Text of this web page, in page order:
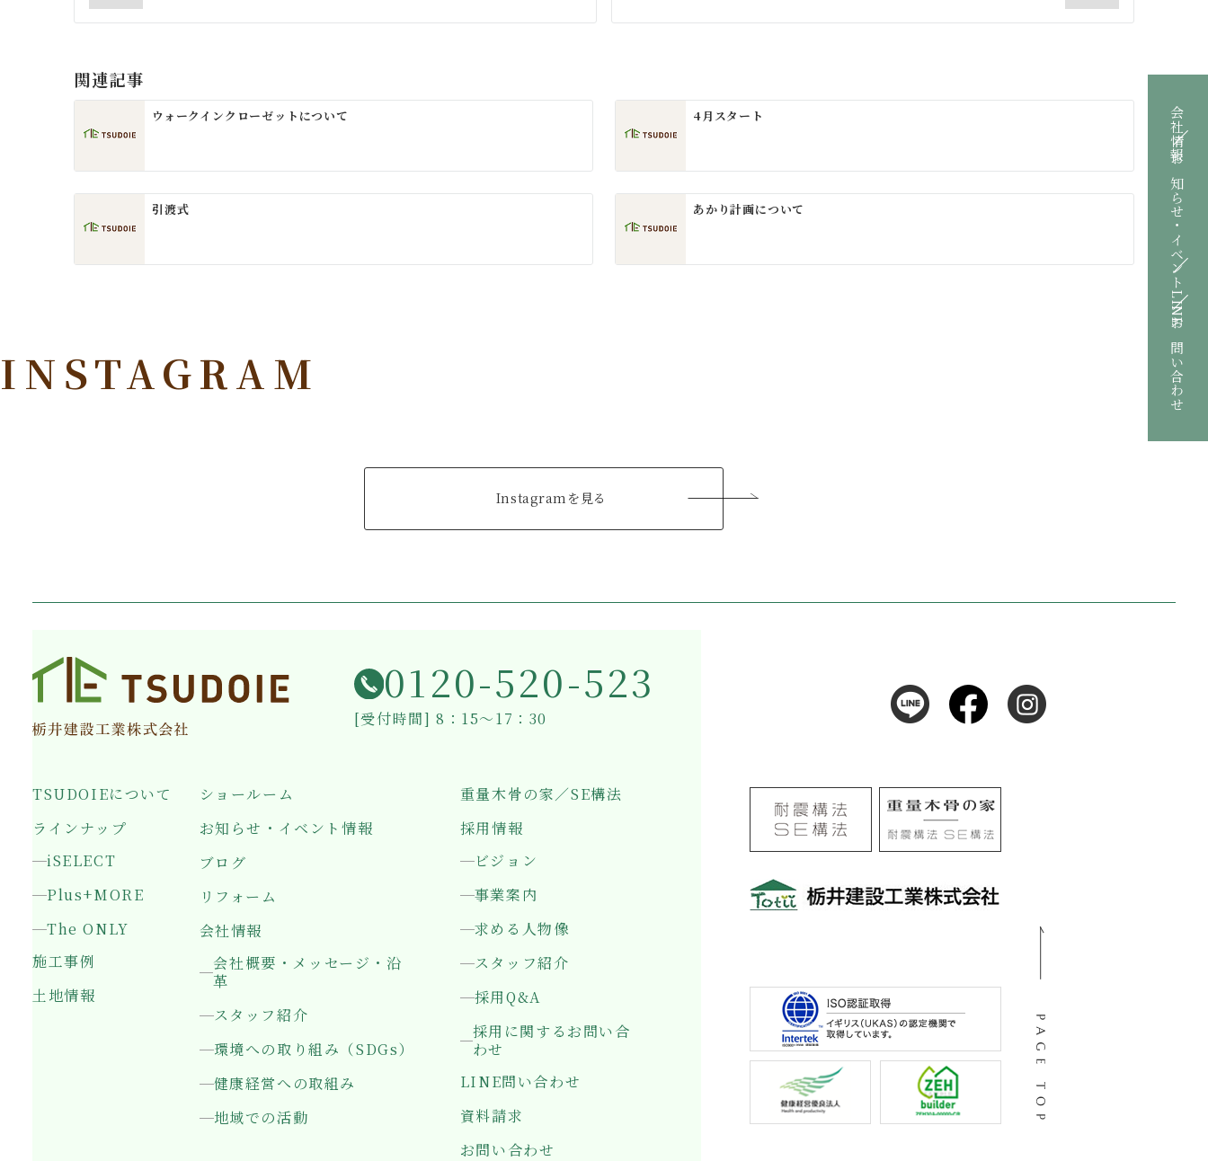
ナ
ゲ
ー
シ
ョ
ン
関連記事
ウォークインクローゼットについて 4月スタート
引渡式 あかり計画について
INSTAGRAM
Instagramを見る
0120-520-523
[受付時間] 8：15～17：30
TSUDOIEについて
ラインナップ
iSELECT
Plus+MORE
The ONLY
施工事例
土地情報
ショールーム
お知らせ・イベント情報
ブログ
リフォーム
会社情報
会社概要・メッセージ・沿
革
スタッフ紹介
環境への取り組み（SDGs）
健康経営への取組み
地域での活動
重量木骨の家／SE構法
採用情報
ビジョン
事業案内
求める人物像
スタッフ紹介
採用Q&A
採用に関するお問い合
わせ
LINE問い合わせ
資料請求
お問い合わせ
会社情報
お知らせ・イベント
LINE
お問い合わせ